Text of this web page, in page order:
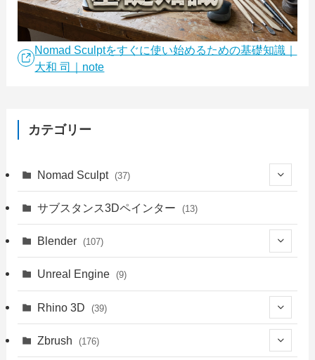
Nomad Sculptをすぐに使い始めるための基礎知識｜
大和 司｜note
カテゴリー
Nomad Sculpt (37)
(9)
(6)
(3)
(1)
サブスタンス3Dペインター (13)
Blender (107)
(18)
Unreal Engine (9)
Rhino 3D (39)
Zbrush (176)